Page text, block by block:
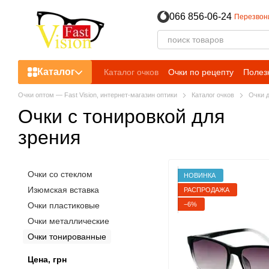
066 856-06-24
Каталог Каталог очков Очки по рецепту
Очки оптом — Fast Vision, интернет-магазин оптики Каталог очков Очки
Очки с тонировкой для
зрения
НОВИНКА
РАСПРОДАЖА
−6%
Очки со стеклом
Изюмская вставка
Очки пластиковые
Очки металлические
Очки тонированные
Цена, грн